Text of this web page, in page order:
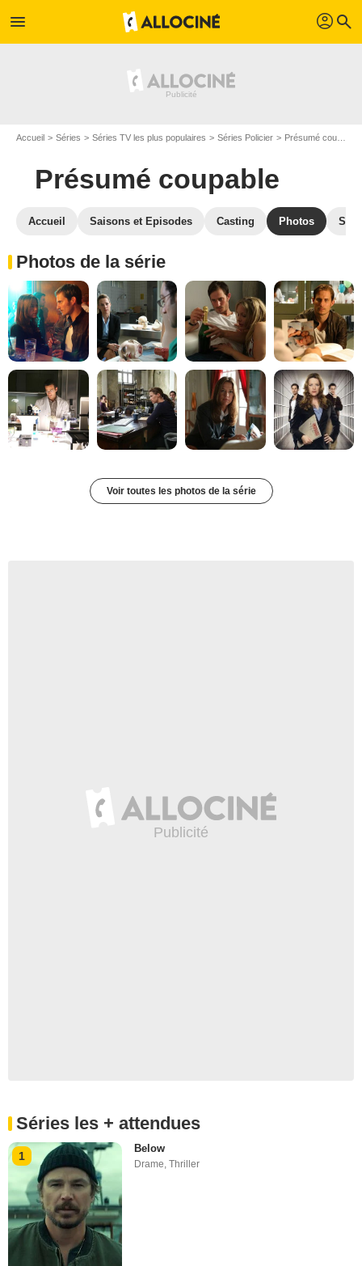
menu profil search
Accueil Séries Séries TV les plus populaires Séries Policier Présumé coupable
Présumé coupable
Accueil Saisons et Episodes Casting Photos
Photos de la série
Voir toutes les photos de la série
Séries les + attendues
1
Below
Drame,Thriller